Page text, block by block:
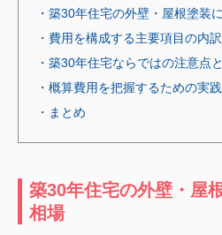
・築30年住宅の外壁・屋根塗装
・費用を構成する主要項目の内
・築30年住宅ならではの注意点
・概算費用を把握するための実
・まとめ
築30年住宅の外壁・屋
相場